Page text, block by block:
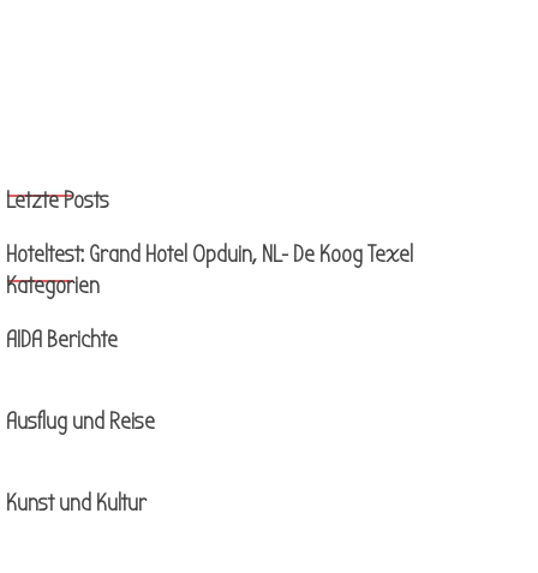
Block überspringen Letzte Posts
Letzte Posts
Hoteltest: Grand Hotel Opduin, NL- De Koog Texel
Block überspringen Kategorien
Kategorien
AIDA Berichte
Ausflug und Reise
Kunst und Kultur